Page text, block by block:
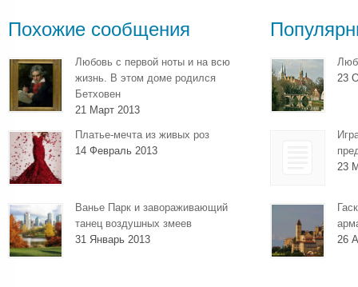
Похожие сообщения
Любовь с первой ноты и на всю
жизнь. В этом доме родился
Бетховен
21 Март 2013
Платье-мечта из живых роз
14 Февраль 2013
Ванье Парк и завораживающий
танец воздушных змеев
31 Январь 2013
23
23
26